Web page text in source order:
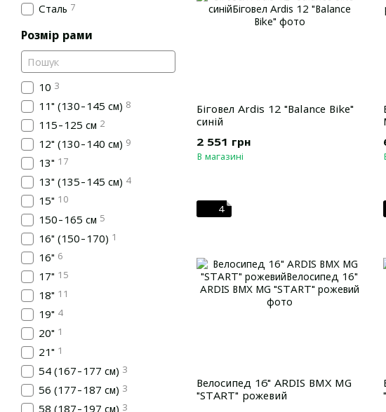
Біговел Ardis 12 "Balance Bike"
синій
2 551 грн
В магазині
4
Велосипед 16" ARDIS BMX MG
"START" рожевий
Сталь 7
Розмір рами
10 3
11" (130-145 см) 8
115-125 см 2
12" (130-140 см) 9
13" 17
13" (135-145 см) 4
15" 10
150-165 см 5
16" (150-170) 1
16" 6
17" 15
18" 11
19" 4
20" 1
21" 1
54 (167-177 см) 3
56 (177-187 см) 3
58 (187-197 см) 3